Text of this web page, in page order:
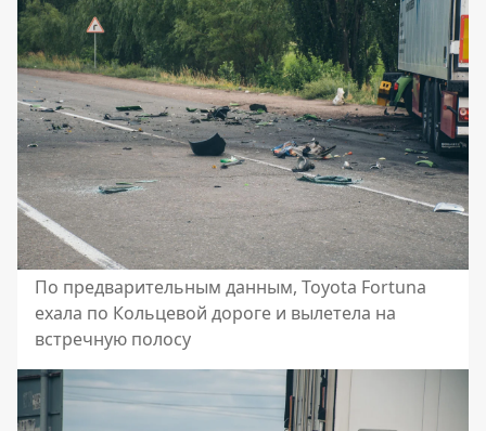
По предварительным данным, Toyota Fortuna
ехала по Кольцевой дороге и вылетела на
встречную полосу